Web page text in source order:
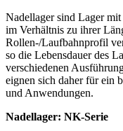
Nadellager sind Lager
im Verhältnis zu ihrer
Rollen-/Laufbahnprofil
so die Lebensdauer des
verschiedenen
eignen sich daher für ein
und Anwendungen.
Nadellager: NK-Serie